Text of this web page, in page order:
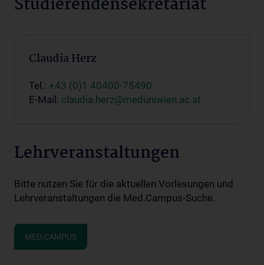
Claudia Herz
Tel.: +43 (0)1 40400-75490
E-Mail: claudia.herz@meduniwien.ac.at
Lehrveranstaltungen
Bitte nutzen Sie für die aktuellen Vorlesungen und
Lehrveranstaltungen die Med.Campus-Suche.
MED.CAMPUS